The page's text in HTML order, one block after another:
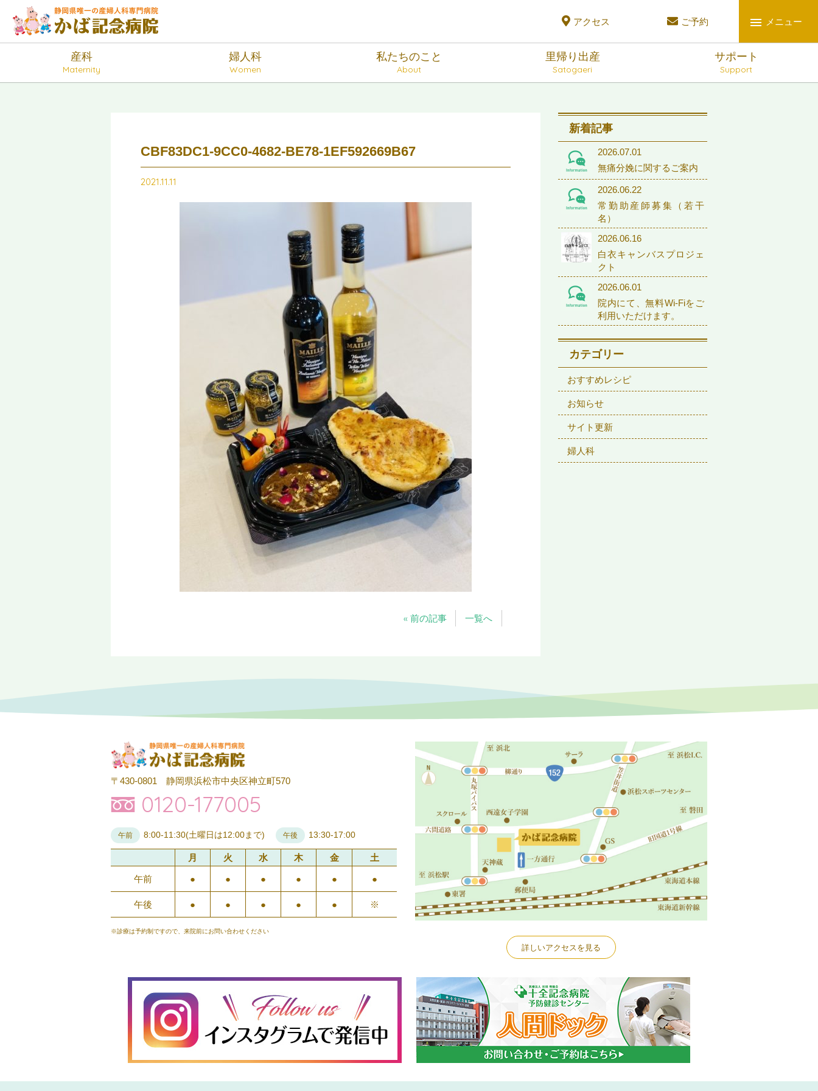
アクセス ご予約 メニュー
産科
Maternity
婦人科
Women
私たちのこと
About
里帰り出産
Satogaeri
サポート
Support
CBF83DC1-9CC0-4682-BE78-1EF592669B67
2021.11.11
« 前の記事 一覧へ
新着記事
2026.07.01
無痛分娩に関するご案内
2026.06.22
常勤助産師募集（若干
名）
2026.06.16
白衣キャンバスプロジェ
クト
2026.06.01
院内にて、無料Wi-Fiをご
利用いただけます。
カテゴリー
おすすめレシピ
お知らせ
サイト更新
婦人科
〒430-0801 静岡県浜松市中央区神立町570
0120-177005
午前 8:00-11:30(土曜日は12:00まで) 午後 13:30-17:00
月 火 水 木 金 土
午前 ● ● ● ● ● ●
午後 ● ● ● ● ● ※
※診療は予約制ですので、来院前にお問い合わせください
詳しいアクセスを見る